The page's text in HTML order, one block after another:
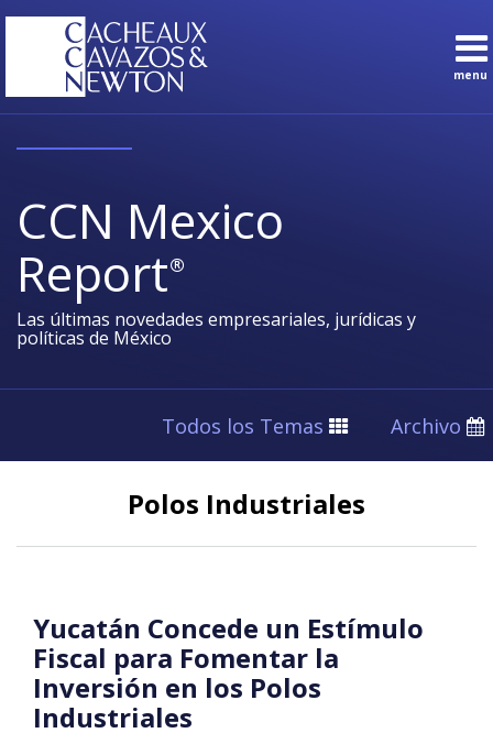
Skip
menu
Temas
Inicio
nosotros
Contacto
Áreas de
Práctica
Sub-
Menu
Español
Sub-
Menu
Buscar
CCN Mexico
Report
Las últimas novedades empresariales, jurídicas y
políticas de México
Todos los Temas Archivo
Polos Industriales
Yucatán Concede un Estímulo
Fiscal para Fomentar la
Inversión en los Polos
Industriales